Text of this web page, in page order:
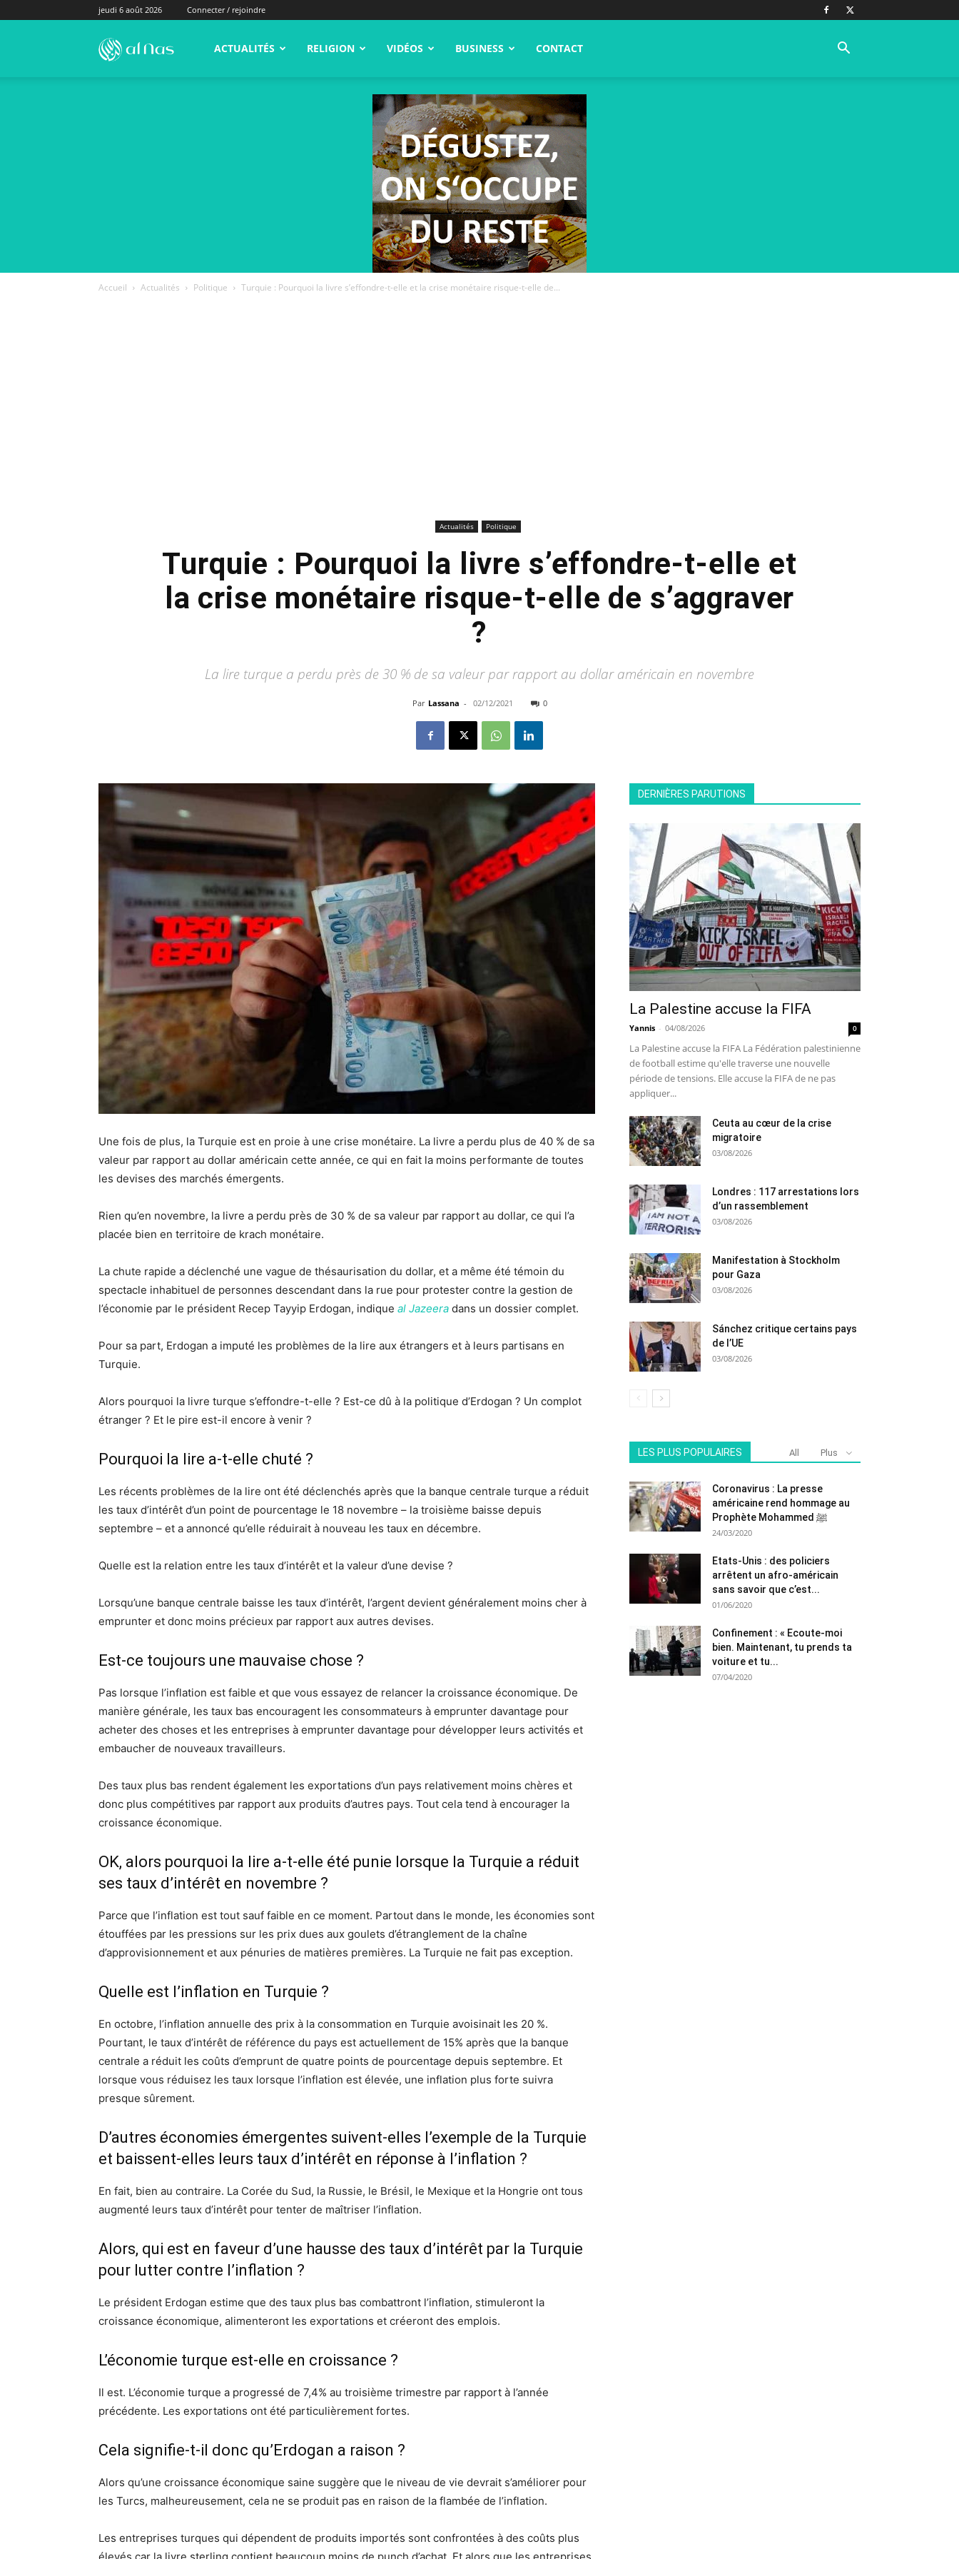
jeudi 6 août 2026 Connecter / rejoindre
alNas.fr ACTUALITÉS RELIGION VIDÉOS BUSINESS CONTACT
Accueil Actualités Politique Turquie : Pourquoi la livre s’effondre-t-elle et la crise monétaire risque-t-elle de...
Actualités Politique
Turquie : Pourquoi la livre s’effondre-t-elle et
la crise monétaire risque-t-elle de s’aggraver
?
La lire turque a perdu près de 30 % de sa valeur par rapport au dollar américain en novembre
Par Lassana - 02/12/2021 0
Une fois de plus, la Turquie est en proie à une crise monétaire. La livre a perdu plus de 40 % de sa
valeur par rapport au dollar américain cette année, ce qui en fait la moins performante de toutes
les devises des marchés émergents.
Rien qu’en novembre, la livre a perdu près de 30 % de sa valeur par rapport au dollar, ce qui l’a
placée bien en territoire de krach monétaire.
La chute rapide a déclenché une vague de thésaurisation du dollar, et a même été témoin du
spectacle inhabituel de personnes descendant dans la rue pour protester contre la gestion de
l’économie par le président Recep Tayyip Erdogan, indique al Jazeera dans un dossier complet.
Pour sa part, Erdogan a imputé les problèmes de la lire aux étrangers et à leurs partisans en
Turquie.
Alors pourquoi la livre turque s’effondre-t-elle ? Est-ce dû à la politique d’Erdogan ? Un complot
étranger ? Et le pire est-il encore à venir ?
Pourquoi la lire a-t-elle chuté ?
Les récents problèmes de la lire ont été déclenchés après que la banque centrale turque a réduit
les taux d’intérêt d’un point de pourcentage le 18 novembre – la troisième baisse depuis
septembre – et a annoncé qu’elle réduirait à nouveau les taux en décembre.
Quelle est la relation entre les taux d’intérêt et la valeur d’une devise ?
Lorsqu’une banque centrale baisse les taux d’intérêt, l’argent devient généralement moins cher à
emprunter et donc moins précieux par rapport aux autres devises.
Est-ce toujours une mauvaise chose ?
Pas lorsque l’inflation est faible et que vous essayez de relancer la croissance économique. De
manière générale, les taux bas encouragent les consommateurs à emprunter davantage pour
acheter des choses et les entreprises à emprunter davantage pour développer leurs activités et
embaucher de nouveaux travailleurs.
Des taux plus bas rendent également les exportations d’un pays relativement moins chères et
donc plus compétitives par rapport aux produits d’autres pays. Tout cela tend à encourager la
croissance économique.
OK, alors pourquoi la lire a-t-elle été punie lorsque la Turquie a réduit
ses taux d’intérêt en novembre ?
Parce que l’inflation est tout sauf faible en ce moment. Partout dans le monde, les économies sont
étouffées par les pressions sur les prix dues aux goulets d’étranglement de la chaîne
d’approvisionnement et aux pénuries de matières premières. La Turquie ne fait pas exception.
Quelle est l’inflation en Turquie ?
En octobre, l’inflation annuelle des prix à la consommation en Turquie avoisinait les 20 %.
Pourtant, le taux d’intérêt de référence du pays est actuellement de 15% après que la banque
centrale a réduit les coûts d’emprunt de quatre points de pourcentage depuis septembre. Et
lorsque vous réduisez les taux lorsque l’inflation est élevée, une inflation plus forte suivra
presque sûrement.
D’autres économies émergentes suivent-elles l’exemple de la Turquie
et baissent-elles leurs taux d’intérêt en réponse à l’inflation ?
En fait, bien au contraire. La Corée du Sud, la Russie, le Brésil, le Mexique et la Hongrie ont tous
augmenté leurs taux d’intérêt pour tenter de maîtriser l’inflation.
Alors, qui est en faveur d’une hausse des taux d’intérêt par la Turquie
pour lutter contre l’inflation ?
Le président Erdogan estime que des taux plus bas combattront l’inflation, stimuleront la
croissance économique, alimenteront les exportations et créeront des emplois.
L’économie turque est-elle en croissance ?
Il est. L’économie turque a progressé de 7,4% au troisième trimestre par rapport à l’année
précédente. Les exportations ont été particulièrement fortes.
Cela signifie-t-il donc qu’Erdogan a raison ?
Alors qu’une croissance économique saine suggère que le niveau de vie devrait s’améliorer pour
les Turcs, malheureusement, cela ne se produit pas en raison de la flambée de l’inflation.
Les entreprises turques qui dépendent de produits importés sont confrontées à des coûts plus
DERNIÈRES PARUTIONS
La Palestine accuse la FIFA
Yannis - 04/08/2026 0
La Palestine accuse la FIFA La Fédération palestinienne
de football estime qu'elle traverse une nouvelle
période de tensions. Elle accuse la FIFA de ne pas
appliquer...
Ceuta au cœur de la crise
migratoire
03/08/2026
Londres : 117 arrestations lors
d’un rassemblement
03/08/2026
Manifestation à Stockholm
pour Gaza
03/08/2026
Sánchez critique certains pays
de l’UE
03/08/2026
LES PLUS POPULAIRES All Plus
Coronavirus : La presse
américaine rend hommage au
Prophète Mohammed ﷺ
24/03/2020
Etats-Unis : des policiers
arrêtent un afro-américain
sans savoir que c’est...
01/06/2020
Confinement : « Ecoute-moi
bien. Maintenant, tu prends ta
voiture et tu...
07/04/2020